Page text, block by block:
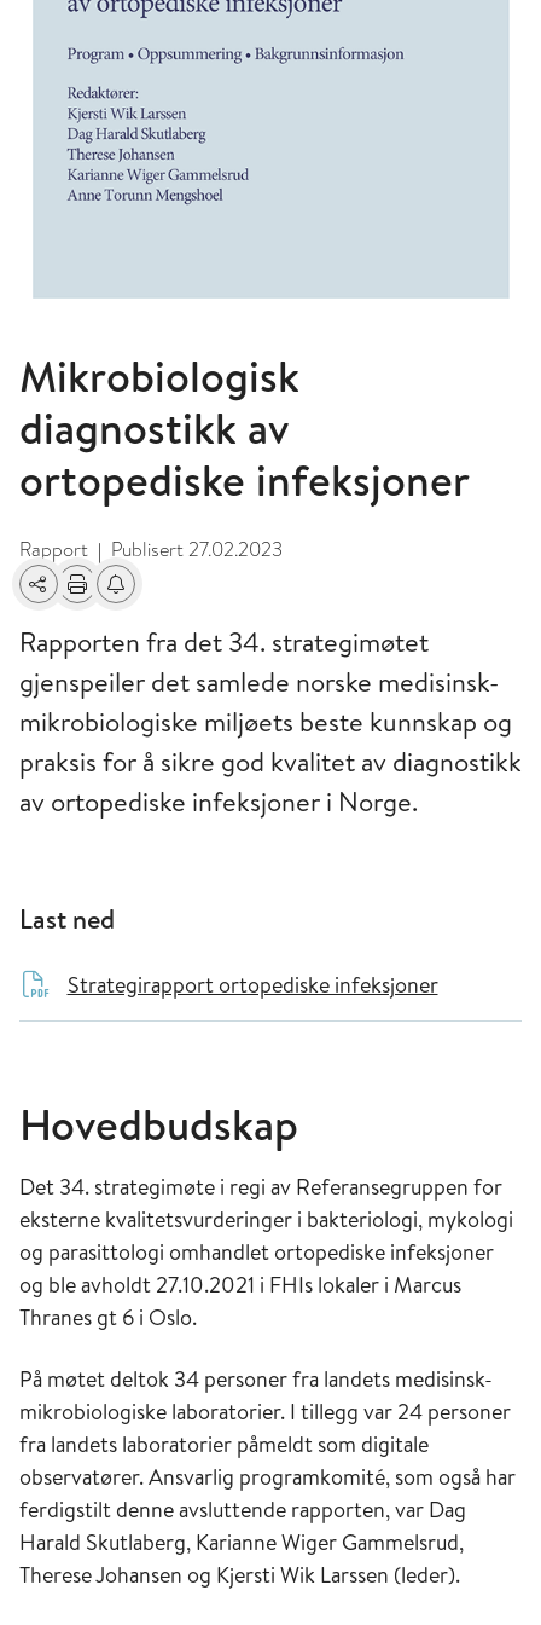
Mikrobiologisk
diagnostikk av
ortopediske infeksjoner
Rapport | Publisert27.02.2023
Del Skriv utFå varsel om endringer
Rapporten fra det 34. strategimøtet
gjenspeiler det samlede norske medisinsk-
mikrobiologiske miljøets beste kunnskap og
praksis for å sikre god kvalitet av diagnostikk
av ortopediske infeksjoner i Norge.
Last ned
Strategirapport ortopediske infeksjoner
Hovedbudskap
Det 34. strategimøte i regi av Referansegruppen for
eksterne kvalitetsvurderinger i bakteriologi, mykologi
og parasittologi omhandlet ortopediske infeksjoner
og ble avholdt 27.10.2021 i FHIs lokaler i Marcus
Thranes gt 6 i Oslo.
På møtet deltok 34 personer fra landets medisinsk-
mikrobiologiske laboratorier. I tillegg var 24 personer
fra landets laboratorier påmeldt som digitale
observatører. Ansvarlig programkomité, som også har
ferdigstilt denne avsluttende rapporten, var Dag
Harald Skutlaberg, Karianne Wiger Gammelsrud,
Therese Johansen og Kjersti Wik Larssen (leder).